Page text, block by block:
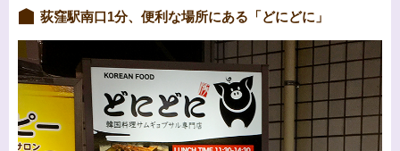
荻窪駅南口1分、便利な場所にある「どにどに」